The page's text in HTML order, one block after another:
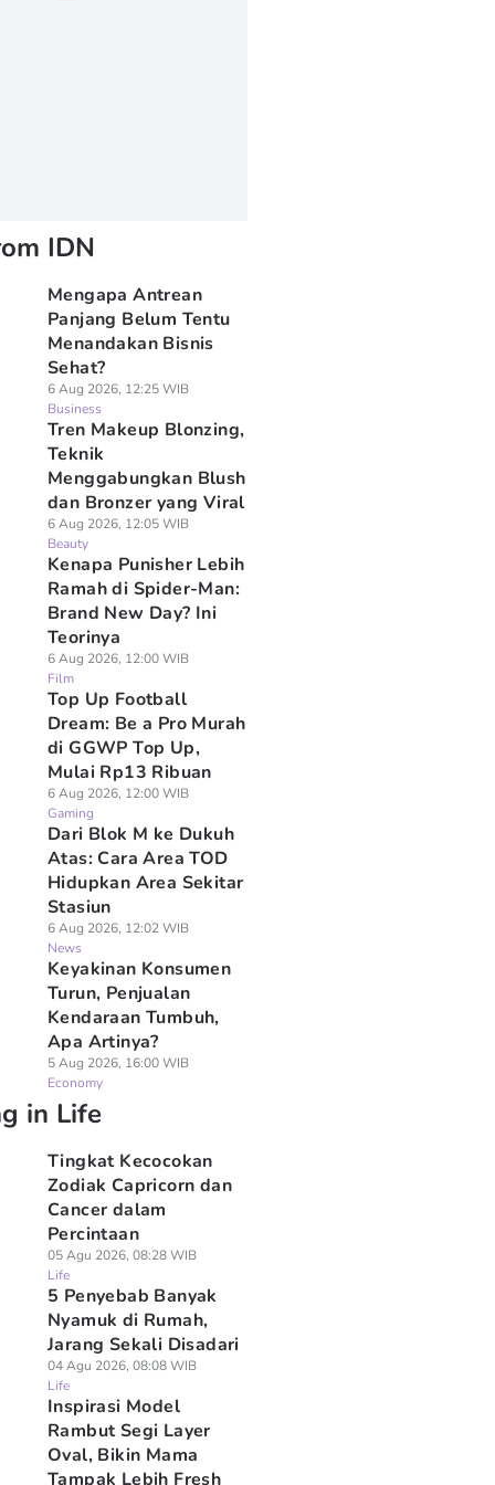
IDN
Mengapa Antrean
Panjang Belum Tentu
Menandakan Bisnis
Sehat?
6 Aug 2026, 12:25 WIB
Business
Tren Makeup Blonzing,
Teknik
Menggabungkan Blush
dan Bronzer yang Viral
6 Aug 2026, 12:05 WIB
Beauty
Kenapa Punisher Lebih
Ramah di Spider-Man:
Brand New Day? Ini
Teorinya
6 Aug 2026, 12:00 WIB
Film
Top Up Football
Dream: Be a Pro Murah
di GGWP Top Up,
Mulai Rp13 Ribuan
6 Aug 2026, 12:00 WIB
Gaming
Dari Blok M ke Dukuh
Atas: Cara Area TOD
Hidupkan Area Sekitar
Stasiun
6 Aug 2026, 12:02 WIB
News
Keyakinan Konsumen
Turun, Penjualan
Kendaraan Tumbuh,
Apa Artinya?
5 Aug 2026, 16:00 WIB
Economy
in Life
Tingkat Kecocokan
Zodiak Capricorn dan
Cancer dalam
Percintaan
05 Agu 2026, 08:28 WIB
Life
5 Penyebab Banyak
Nyamuk di Rumah,
Jarang Sekali Disadari
04 Agu 2026, 08:08 WIB
Life
Inspirasi Model
Rambut Segi Layer
Oval, Bikin Mama
Tampak Lebih Fresh